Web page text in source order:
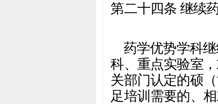
第二十四条 继续
药学优势学科
科、重点实验室
关部门认定的硕
足培训需要的、